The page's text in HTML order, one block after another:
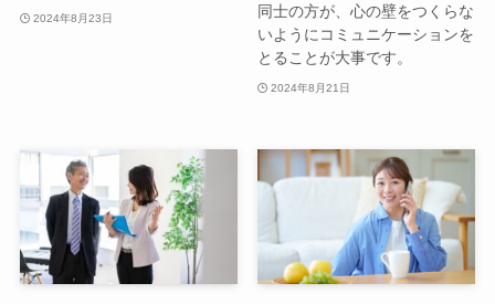
2024年8月23日
同士の方が、心の壁をつくらな
いようにコミュニケーションを
とることが大事です。
2024年8月21日